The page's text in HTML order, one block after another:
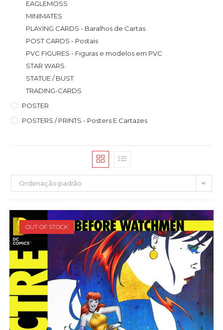
EAGLEMOSS
MINIMATES
PLAYING CARDS - Baralhos de Cartas
POST CARDS - Postais
PVC FIGURES - Figuras e modelos em PVC
STAR WARS
STATUE / BUST
TRADING-CARDS
POSTER
POSTERS / PRINTS - Posters E Cartazes
Ordenação padrão
OUT OF STOCK